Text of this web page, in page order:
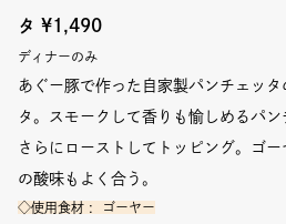
タ ¥1,490
ディナーのみ
あぐー豚で作った自家製パンチェッ
タ。スモークして香りも愉しめるパン
さらにローストしてトッピング。ゴ
の酸味もよく合う。
◇使用食材 : ゴーヤー